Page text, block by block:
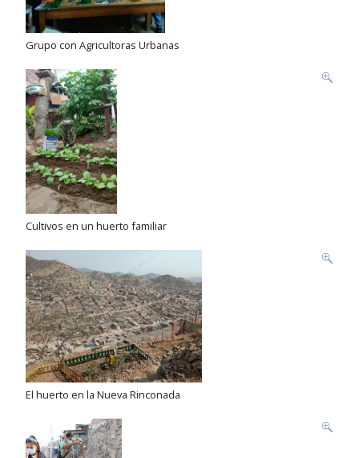
Grupo con Agricultoras Urbanas
Cultivos en un huerto familiar
El huerto en la Nueva Rinconada